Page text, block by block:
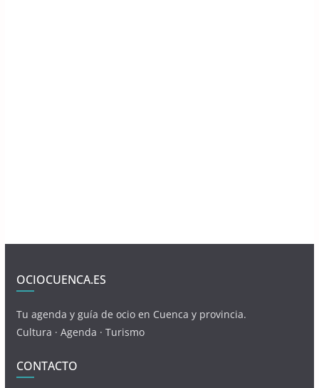
OCIOCUENCA.ES
Tu agenda y guía de ocio en Cuenca y provincia.
Cultura · Agenda · Turismo
CONTACTO